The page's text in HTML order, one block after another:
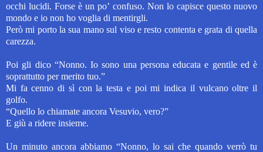
occhi lucidi. Forse è un po’ confuso. Non lo capisce questo nuovo
mondo e io non ho voglia di mentirgli.
Però mi porto la sua mano sul viso e resto contenta e grata di quella
carezza.
Poi gli dico “Nonno. Io sono una persona educata e gentile ed è
soprattutto per merito tuo.”
Mi fa cenno di sì con la testa e poi mi indica il vulcano oltre il
golfo.
“Quello lo chiamate ancora Vesuvio, vero?”
E giù a ridere insieme.
Un minuto ancora abbiamo “Nonno, lo sai che quando verrò tu